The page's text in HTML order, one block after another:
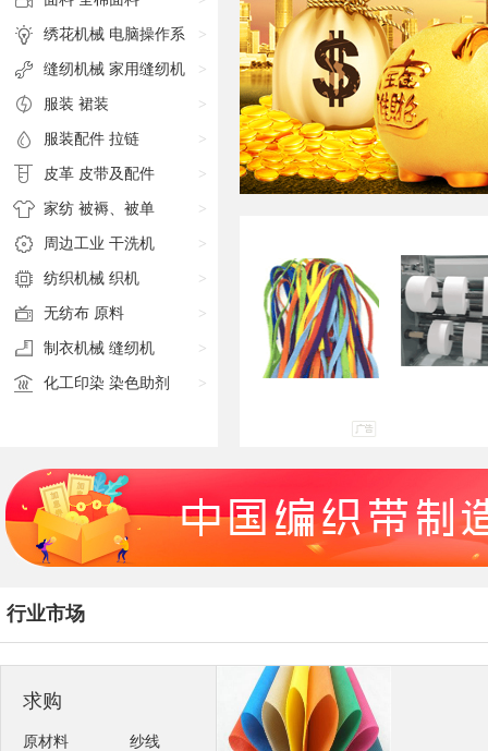
>
绣花机械 电脑操作系
统 >
缝纫机械 家用缝纫机
>
服装 裙装
>
服装配件 拉链
>
皮革 皮带及配件
>
家纺 被褥、被单
>
周边工业 干洗机
>
纺织机械 织机
>
无纺布 原料
>
制衣机械 缝纫机
>
化工印染 染色助剂
行业市场
求购
原材料 纱线